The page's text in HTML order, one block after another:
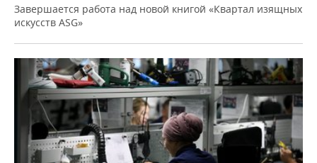
Завершается работа над новой книгой «Квартал изящных
искусств ASG»